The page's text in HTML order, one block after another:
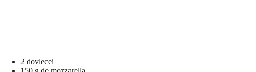
2 dovlecei